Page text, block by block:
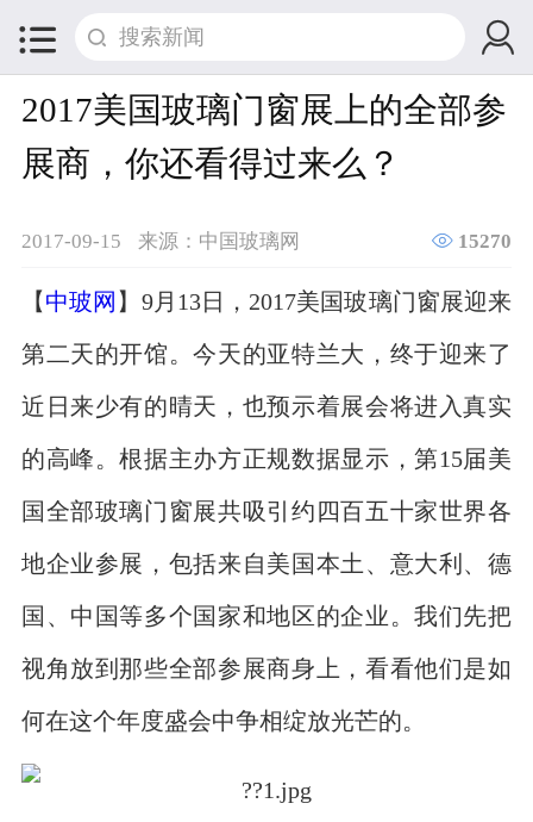
 
2017美国玻璃门窗展上的全部参
展商，你还看得过来么？
2017-09-15 来源：中国玻璃网  15270
【 中玻网 】9月13日，2017美国玻璃门窗展迎来
第二天的开馆。今天的亚特兰大，终于迎来了
近日来少有的晴天，也预示着展会将进入真实
的高峰。根据主办方正规数据显示，第15届美
国全部玻璃门窗展共吸引约四百五十家世界各
地企业参展，包括来自美国本土、意大利、德
国、中国等多个国家和地区的企业。我们先把
视角放到那些全部参展商身上，看看他们是如
何在这个年度盛会中争相绽放光芒的。